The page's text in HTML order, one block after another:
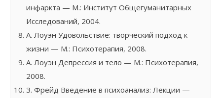
инфаркта — М.: Институт Общегуманитарных
Исследований, 2004.
А. Лоуэн Удовольствие: творческий подход к
жизни — М.: Психотерапия, 2008.
А. Лоуэн Депрессия и тело — М.: Психотерапия,
2008.
З. Фрейд Введение в психоанализ: Лекции —